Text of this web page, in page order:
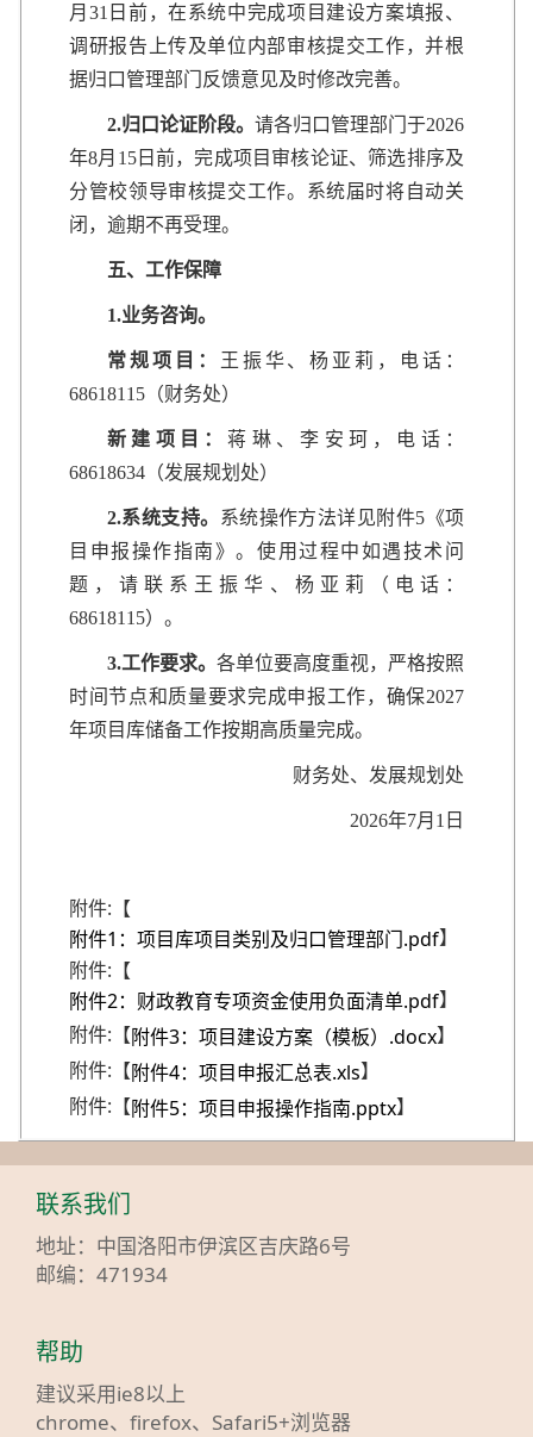
月31日前，在系统中完成项目建设方案填报、
调研报告上传及单位内部审核提交工作，并根
据归口管理部门反馈意见及时修改完善。
2.归口论证阶段。 请各归口管理部门于2026
年8月15日前，完成项目审核论证、筛选排序及
分管校领导审核提交工作。系统届时将自动关
闭，逾期不再受理。
五、工作保障
1.业务咨询。
常规项目：
王振华、杨亚莉，电话：
68618115（财务处）
新建项目 ：蒋琳、李安珂，电话：
68618634（发展规划处）
2.系统支持。 系统操作方法详见附件5《项
目申报操作指南》。使用过程中如遇技术问
题，请联系王振华、杨亚莉（电话：
68618115）。
3.工作要求。 各单位要高度重视，严格按照
时间节点和质量要求完成申报工作，确保2027
年项目库储备工作按期高质量完成。
财务处、发展规划处
2026年7月1日
附件:【
附件1：项目库项目类别及归口管理部门.pdf】
附件:【
附件2：财政教育专项资金使用负面清单.pdf】
附件:【附件3：项目建设方案（模板）.docx】
附件:【附件4：项目申报汇总表.xls】
附件:【附件5：项目申报操作指南.pptx】
联系我们
地址：中国洛阳市伊滨区吉庆路6号
邮编：471934
帮助
建议采用ie8以上
chrome、firefox、Safari5+浏览器